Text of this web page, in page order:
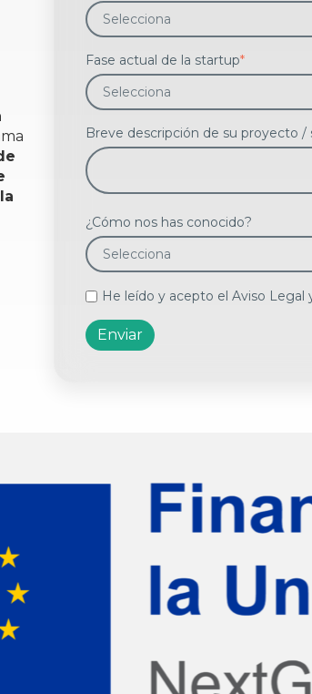
Fase actual de la startup*
Breve descripción de su proyecto /
¿Cómo nos has conocido?
He leído y acepto el Aviso Legal